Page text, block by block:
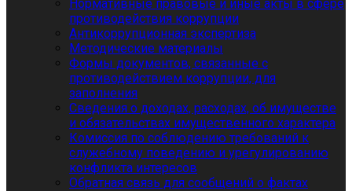
Нормативные правовые и иные акты в сфере
противодействия коррупции
Антикоррупционная экспертиза
Методические материалы
Формы документов, связанные с
противодействием коррупции, для
заполнения
Сведения о доходах, расходах, об имуществе
и обязательствах имущественного характера
Комиссия по соблюдению требований к
служебному поведению и урегулированию
конфликта интересов
Обратная связь для сообщений о фактах